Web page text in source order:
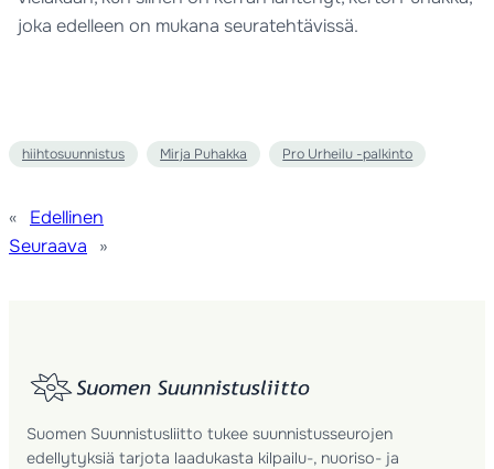
joka edelleen on mukana seuratehtävissä.
hiihtosuunnistus Mirja Puhakka Pro Urheilu -palkinto
«
Edellinen
Seuraava
»
Suomen Suunnistusliitto tukee suunnistusseurojen
edellytyksiä tarjota laadukasta kilpailu-, nuoriso- ja